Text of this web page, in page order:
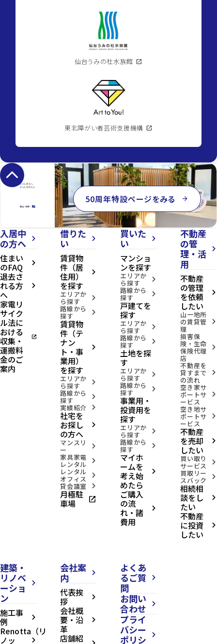
仙台うみの杜水族館 open_in_new
東北障がい者芸術支援機構 open_in_new
keyboard_arrow_up
50周年特設ページをみる arrow_forward
入居中
の方へ
arrow_forward_ios
住まい
のFAQ arrow_forward_ios
退去さ
れる方
へ
arrow_forward_ios
家電リ
サイク
ル法に
おける
収集・
運搬料
金のご
案内
open_in_new
借りた
い
arrow_forward_ios
賃貸物
件（居
住用）
を探す
arrow_forward_ios
エリアか
ら探す arrow_forward_ios
路線から
探す arrow_forward_ios
賃貸物
件（テ
ナン
ト・事
業用）
を探す
arrow_forward_ios
エリアか
ら探す arrow_forward_ios
路線から
探す arrow_forward_ios
実績紹介 arrow_forward_ios
社宅を
お探し
の方へ
arrow_forward_ios
マンスリ
ー arrow_forward_ios
家具家電
レンタル arrow_forward_ios
レンタル
オフィス arrow_forward_ios
貸会議室 arrow_forward_ios
月極駐
車場 open_in_new
買いた
い
arrow_forward_ios
マンショ
ンを探す
エリアか
ら探す arrow_forward_ios
路線から
探す arrow_forward_ios
戸建てを
探す
エリアか
ら探す arrow_forward_ios
路線から
探す arrow_forward_ios
土地を探
す
エリアか
ら探す arrow_forward_ios
路線から
探す arrow_forward_ios
事業用・
投資用を
探す
エリアか
ら探す arrow_forward_ios
路線から
探す arrow_forward_ios
マイホ
ームを
考え始
めたら
arrow_forward_ios
ご購入
の流
れ・諸
費用
arrow_forward_ios
不動産
の管
理・活
用
arrow_forward_ios
不動産
の管理
を依頼
したい
arrow_forward_ios
山一地所
の賃貸管
理
arrow_forward_ios
損害保
険・生命
保険代理
店
arrow_forward_ios
不動産を
貸すまで
の流れ
arrow_forward_ios
空き家サ
ポートサ
ービス
arrow_forward_ios
空き地サ
ポートサ
ービス
arrow_forward_ios
不動産
を売却
したい
arrow_forward_ios
買い取り
サービス arrow_forward_ios
買取リー
スバック arrow_forward_ios
相続相
談をし
たい
arrow_forward_ios
不動産
に投資
したい
arrow_forward_ios
建築・
リノベ
ーショ
ン
arrow_forward_ios
施工事
例 arrow_forward_ios
Renotta（リ
ノッ arrow_forward_ios
会社案
内
arrow_forward_ios
代表挨
拶 arrow_forward_ios
会社概
要・沿
革
arrow_forward_ios
店舗紹
よくあ
るご質
問
arrow_forward_ios
お問い
合わせ
arrow_forward_ios
プライ
バシー
ポリシ
arrow_forward_ios